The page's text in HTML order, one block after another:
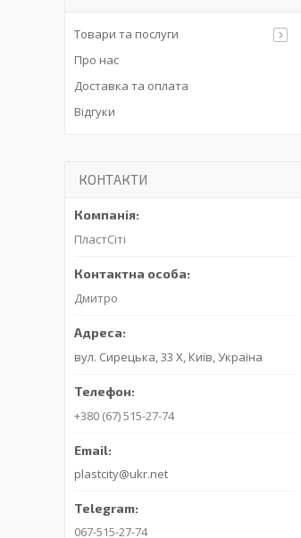
Товари та послуги
Про нас
Доставка та оплата
Відгуки
КОНТАКТИ
ПластСіті
Дмитро
вул. Сирецька, 33 Х, Київ, Україна
+380 (67) 515-27-74
plastcity@ukr.net
067-515-27-74